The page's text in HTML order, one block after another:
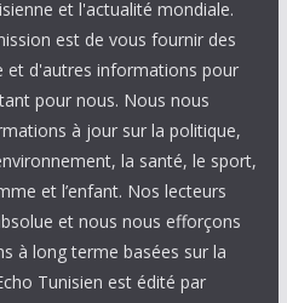
et l'actualité mondiale.
est de vous fournir des
et d'autres informations pour
pour nous. Nous nous
à jour sur la politique,
la santé, le sport,
et l’enfant. Nos lecteurs
et nous nous efforçons
à long terme basées sur la
Tunisien est édité par